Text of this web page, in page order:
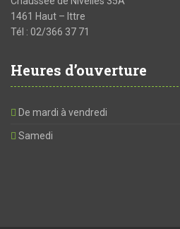
1461 Haut – Ittre
Tél : 02/366 37 71
Heures d’ouverture
De mardi à vendredi
Samedi